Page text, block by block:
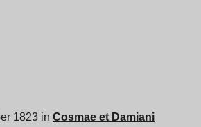
1823 in Cosmae et Damiani